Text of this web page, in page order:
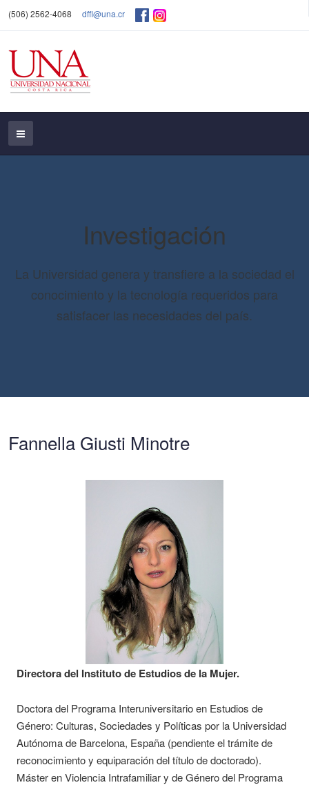
(506) 2562-4068 dffl@una.cr
Investigación
La Universidad genera y transfiere a la sociedad el
conocimiento y la tecnología requeridos para
satisfacer las necesidades del país.
Fannella Giusti Minotre
Directora del Instituto de Estudios de la Mujer.
Doctora del Programa Interuniversitario en Estudios de
Género: Culturas, Sociedades y Políticas por la Universidad
Autónoma de Barcelona, España (pendiente el trámite de
reconocimiento y equiparación del título de doctorado).
Máster en Violencia Intrafamiliar y de Género del Programa